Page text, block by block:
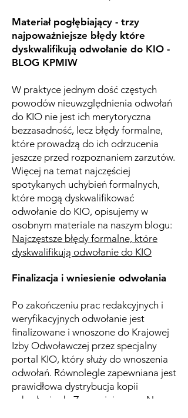
Materiał pogłębiający - trzy
najpoważniejsze błędy które
dyskwalifikują odwołanie do KIO -
BLOG KPMIW
W praktyce jednym dość częstych
powodów nieuwzględnienia odwołań
do KIO nie jest ich merytoryczna
bezzasadność, lecz błędy formalne,
które prowadzą do ich odrzucenia
jeszcze przed rozpoznaniem zarzutów.
Więcej na temat najczęściej
spotykanych uchybień formalnych,
które mogą dyskwalifikować
odwołanie do KIO, opisujemy w
osobnym materiale na naszym blogu:
Najczęstsze błędy formalne, które
dyskwalifikują odwołanie do KIO
Finalizacja i wniesienie odwołania
Po zakończeniu prac redakcyjnych i
weryfikacyjnych odwołanie jest
finalizowane i wnoszone do Krajowej
Izby Odwoławczej przez specjalny
portal KIO, który służy do wnoszenia
odwołań. Równolegle zapewniana jest
prawidłowa dystrybucja kopii
odwołania do Zamawiającego. Na